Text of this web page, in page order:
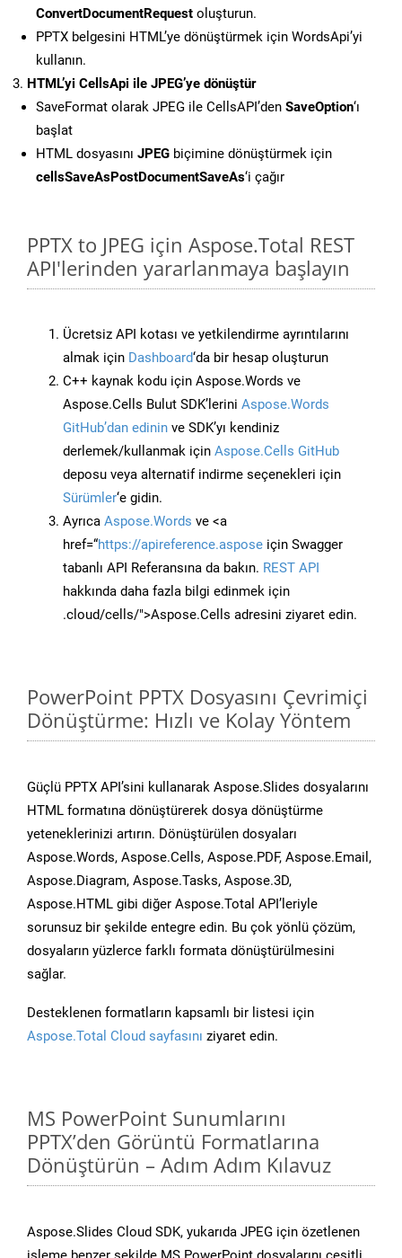
ConvertDocumentRequest oluşturun.
PPTX belgesini HTML’ye dönüştürmek için WordsApi’yi
kullanın.
HTML’yi CellsApi ile JPEG’ye dönüştür
SaveFormat olarak JPEG ile CellsAPI’den SaveOption‘ı
başlat
HTML dosyasını JPEG biçimine dönüştürmek için
cellsSaveAsPostDocumentSaveAs‘i çağır
PPTX to JPEG için Aspose.Total REST
API'lerinden yararlanmaya başlayın
Ücretsiz API kotası ve yetkilendirme ayrıntılarını
almak için Dashboard‘da bir hesap oluşturun
C++ kaynak kodu için Aspose.Words ve
Aspose.Cells Bulut SDK’lerini Aspose.Words
GitHub’dan edinin ve SDK’yı kendiniz
derlemek/kullanmak için Aspose.Cells GitHub
deposu veya alternatif indirme seçenekleri için
Sürümler‘e gidin.
Ayrıca Aspose.Words ve <a
href=“https://apireference.aspose için Swagger
tabanlı API Referansına da bakın. REST API
hakkında daha fazla bilgi edinmek için
.cloud/cells/">Aspose.Cells adresini ziyaret edin.
PowerPoint PPTX Dosyasını Çevrimiçi
Dönüştürme: Hızlı ve Kolay Yöntem
Güçlü PPTX API’sini kullanarak Aspose.Slides dosyalarını
HTML formatına dönüştürerek dosya dönüştürme
yeteneklerinizi artırın. Dönüştürülen dosyaları
Aspose.Words, Aspose.Cells, Aspose.PDF, Aspose.Email,
Aspose.Diagram, Aspose.Tasks, Aspose.3D,
Aspose.HTML gibi diğer Aspose.Total API’leriyle
sorunsuz bir şekilde entegre edin. Bu çok yönlü çözüm,
dosyaların yüzlerce farklı formata dönüştürülmesini
sağlar.
Desteklenen formatların kapsamlı bir listesi için
Aspose.Total Cloud sayfasını ziyaret edin.
MS PowerPoint Sunumlarını
PPTX’den Görüntü Formatlarına
Dönüştürün – Adım Adım Kılavuz
Aspose.Slides Cloud SDK, yukarıda JPEG için özetlenen